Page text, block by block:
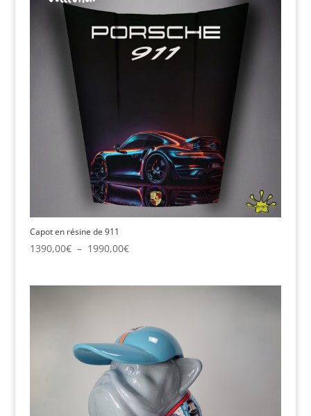
Capot en résine de 911
1390,00€ – 1990,00€Plage
1990,00€